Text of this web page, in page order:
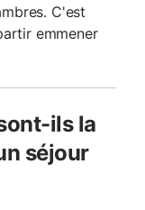
C'est
emmener
ils la
séjour